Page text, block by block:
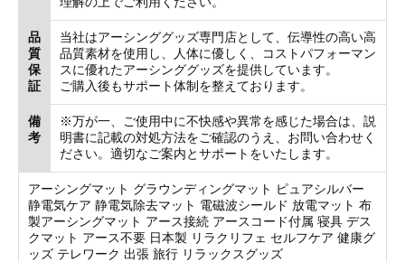
品
質
保
証
当社はアーシンググッズ専門店として、伝導性の高い高
品質素材を使用し、人体に優しく、コストパフォーマン
スに優れたアーシンググッズを提供しています。
ご購入後もサポート体制を整えております。
備
考
※万が一、ご使用中に不快感や異常を感じた場合は、説
明書に記載の対処方法をご確認のうえ、お問い合わせく
ださい。適切なご案内とサポートをいたします。
アーシングマット グラウンディングマット ピュアシルバー
静電気ケア 静電気除去マット 電磁波シールド 放電マット 布
製アーシングマット アース接続 アースコード付属 寝具 デス
クマット アース不要 日本製 リラクリフェ セルフケア 健康グ
ッズ テレワーク 出張 旅行 リラックスグッズ